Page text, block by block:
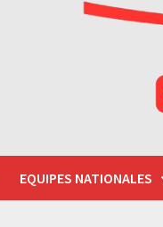
EQUIPES NATIONALES